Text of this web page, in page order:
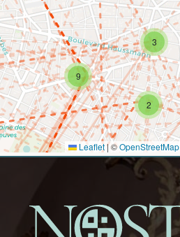
2
3
9
Leaflet|©OpenStreetMap